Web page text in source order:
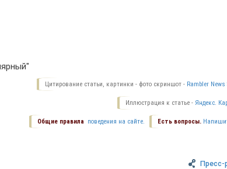
Цитирование статьи, картинки - фото скриншот - Rambler News
Иллюстрация к статье - Яндекс.
Есть вопросы.
Общие правила поведения на сайте.
Пресс-